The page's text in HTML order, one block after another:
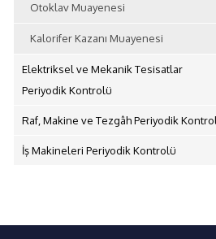
Otoklav Muayenesi
Kalorifer Kazanı Muayenesi
Elektriksel ve Mekanik Tesisatlar
Periyodik Kontrolü
Raf, Makine ve Tezgâh Periyodik
İş Makineleri Periyodik Kontrolü